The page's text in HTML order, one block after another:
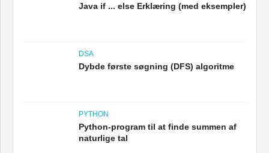
Java if ... else Erklæring (med eksempler)
DSA
Dybde første søgning (DFS) algoritme
PYTHON
Python-program til at finde summen af ​​
naturlige tal